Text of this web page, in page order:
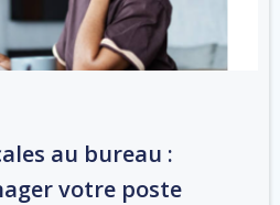
au bureau :
votre poste